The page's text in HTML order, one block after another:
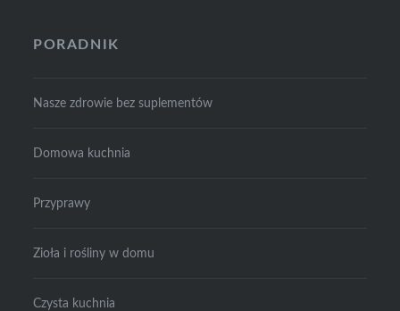
PORADNIK
Nasze zdrowie bez suplementów
Domowa kuchnia
Przyprawy
Zioła i rośliny w domu
Czysta kuchnia